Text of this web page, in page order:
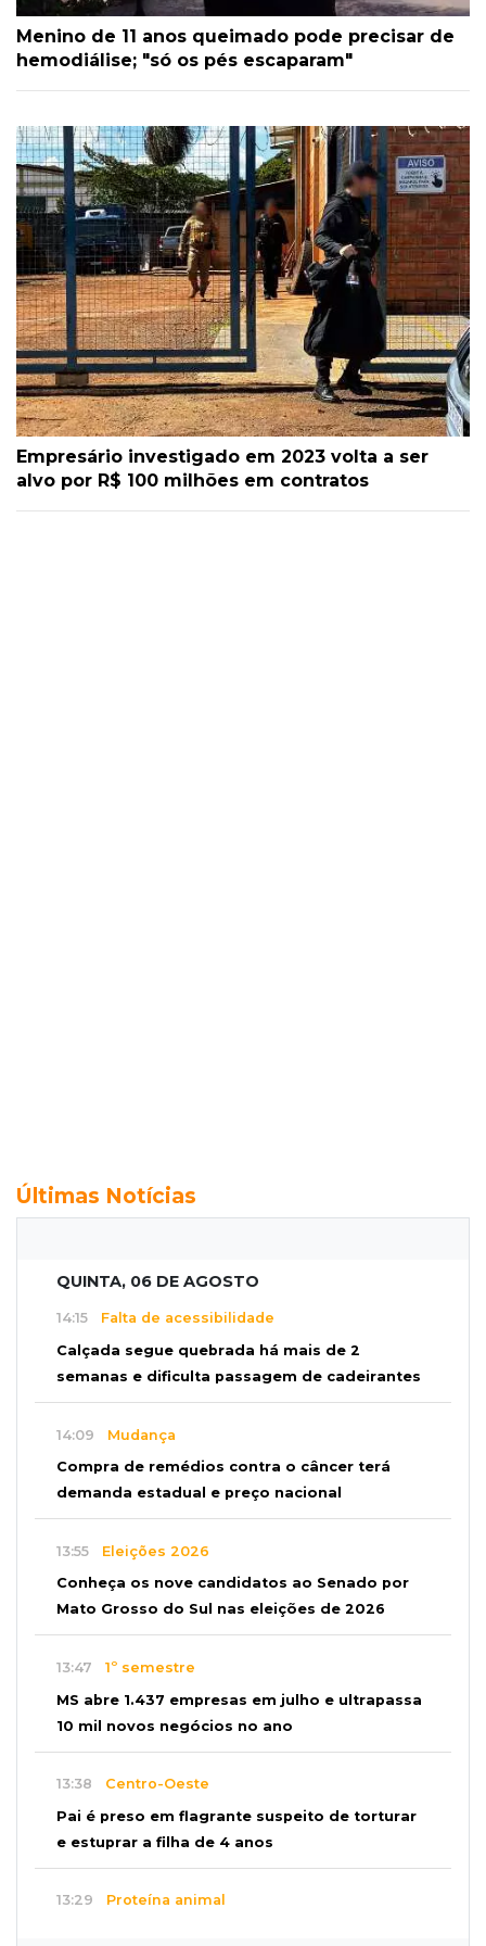
Menino de 11 anos queimado pode precisar de
hemodiálise; "só os pés escaparam"
Empresário investigado em 2023 volta a ser
alvo por R$ 100 milhões em contratos
Últimas Notícias
QUINTA, 06 DE AGOSTO
14:15 Falta de acessibilidade
Calçada segue quebrada há mais de 2
semanas e dificulta passagem de cadeirantes
14:09 Mudança
Compra de remédios contra o câncer terá
demanda estadual e preço nacional
13:55 Eleições 2026
Conheça os nove candidatos ao Senado por
Mato Grosso do Sul nas eleições de 2026
13:47 1º semestre
MS abre 1.437 empresas em julho e ultrapassa
10 mil novos negócios no ano
13:38 Centro-Oeste
Pai é preso em flagrante suspeito de torturar
e estuprar a filha de 4 anos
13:29 Proteína animal